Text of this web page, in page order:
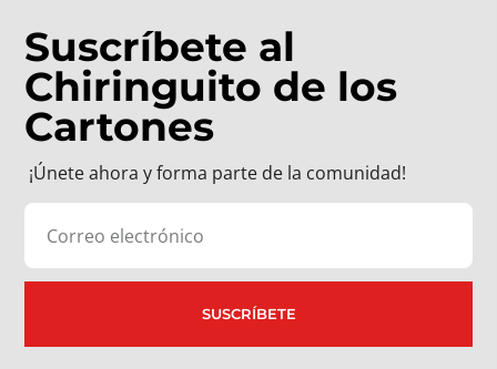
Suscríbete al
Chiringuito de los
Cartones
¡Únete ahora y forma parte de la comunidad!
SUSCRÍBETE